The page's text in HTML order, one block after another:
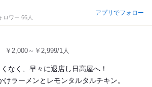
ロワー 66人
アプリでフォロー
￥2,000～￥2,999/1人
なく、早々に退店し日高屋へ！
ラーメンとレモンタルタルチキン。